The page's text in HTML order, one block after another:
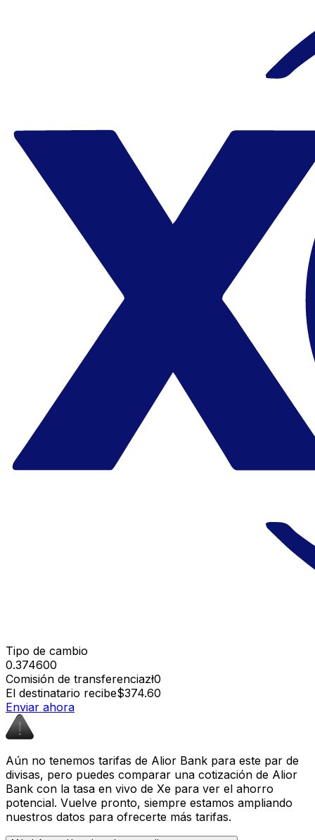
Tipo de cambio
0.374600
Comisión de transferenciazł0
El destinatario recibe$374.60
Enviar ahora
Aún no tenemos tarifas de Alior Bank para este par de
divisas, pero puedes comparar una cotización de Alior
Bank con la tasa en vivo de Xe para ver el ahorro
potencial. Vuelve pronto, siempre estamos ampliando
nuestros datos para ofrecerte más tarifas.